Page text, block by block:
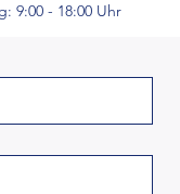
9:00 - 18:00 Uhr